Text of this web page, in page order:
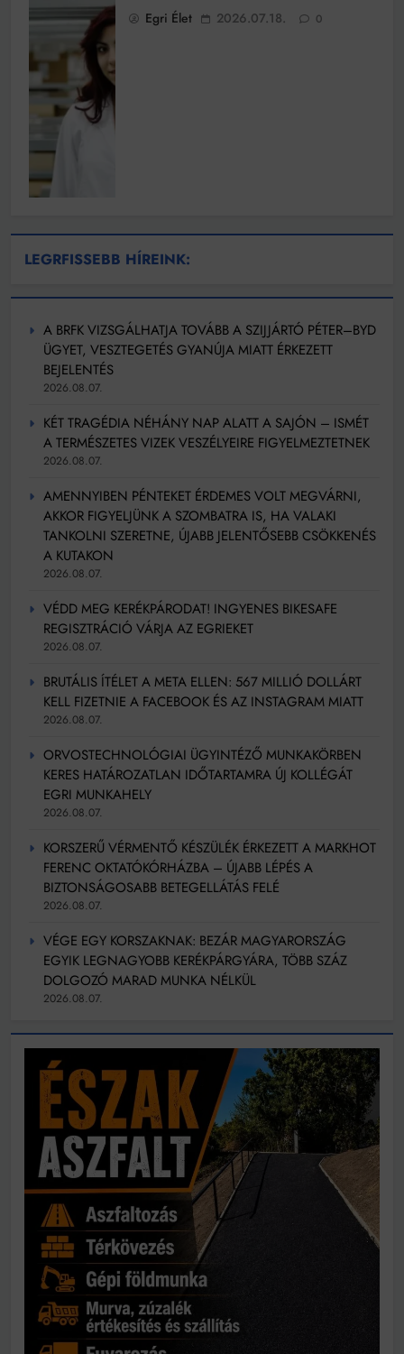
Egri Élet 2026.07.18. 0
LEGRFISSEBB HÍREINK:
A BRFK VIZSGÁLHATJA TOVÁBB A SZIJJÁRTÓ PÉTER–BYD
ÜGYET, VESZTEGETÉS GYANÚJA MIATT ÉRKEZETT
BEJELENTÉS
2026.08.07.
KÉT TRAGÉDIA NÉHÁNY NAP ALATT A SAJÓN – ISMÉT
A TERMÉSZETES VIZEK VESZÉLYEIRE FIGYELMEZTETNEK
2026.08.07.
AMENNYIBEN PÉNTEKET ÉRDEMES VOLT MEGVÁRNI,
AKKOR FIGYELJÜNK A SZOMBATRA IS, HA VALAKI
TANKOLNI SZERETNE, ÚJABB JELENTŐSEBB CSÖKKENÉS
A KUTAKON
2026.08.07.
VÉDD MEG KERÉKPÁRODAT! INGYENES BIKESAFE
REGISZTRÁCIÓ VÁRJA AZ EGRIEKET
2026.08.07.
BRUTÁLIS ÍTÉLET A META ELLEN: 567 MILLIÓ DOLLÁRT
KELL FIZETNIE A FACEBOOK ÉS AZ INSTAGRAM MIATT
2026.08.07.
ORVOSTECHNOLÓGIAI ÜGYINTÉZŐ MUNKAKÖRBEN
KERES HATÁROZATLAN IDŐTARTAMRA ÚJ KOLLÉGÁT
EGRI MUNKAHELY
2026.08.07.
KORSZERŰ VÉRMENTŐ KÉSZÜLÉK ÉRKEZETT A MARKHOT
FERENC OKTATÓKÓRHÁZBA – ÚJABB LÉPÉS A
BIZTONSÁGOSABB BETEGELLÁTÁS FELÉ
2026.08.07.
VÉGE EGY KORSZAKNAK: BEZÁR MAGYARORSZÁG
EGYIK LEGNAGYOBB KERÉKPÁRGYÁRA, TÖBB SZÁZ
DOLGOZÓ MARAD MUNKA NÉLKÜL
2026.08.07.